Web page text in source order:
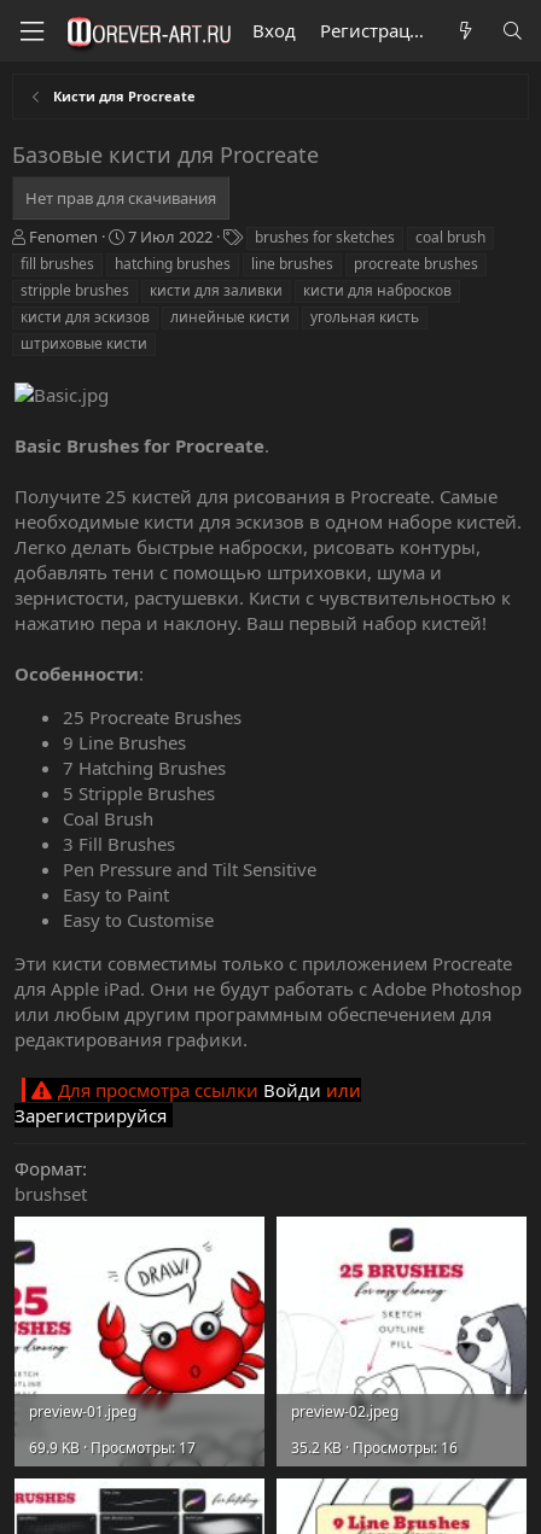
Вход Регистрация
Кисти для Procreate
Базовые кисти для Procreate
Нет прав для скачивания
А
в
о
р
Fenomen
Д
а
а
с
о
и
7 Июл 2022
е
и
brushes for sketches
coal brush
fill brushes
hatching brushes line brushes
procreate brushes
stripple brushes
кисти для заливки
кисти для набросков
кисти для эскизов
линейные кисти
угольная кисть
штриховые кисти
Basic Brushes for Procreate.
Получите 25 кистей для рисования в Procreate. Самые
необходимые кисти для эскизов в одном наборе кистей.
Легко делать быстрые наброски, рисовать контуры,
добавлять тени с помощью штриховки, шума и
зернистости, растушевки. Кисти с чувствительностью к
нажатию пера и наклону. Ваш первый набор кистей!
Особенности:
25 Procreate Brushes
9 Line Brushes
7 Hatching Brushes
5 Stripple Brushes
Coal Brush
3 Fill Brushes
Pen Pressure and Tilt Sensitive
Easy to Paint
Easy to Customise
Эти кисти совместимы только с приложением Procreate
для Apple iPad. Они не будут работать с Adobe Photoshop
или любым другим программным обеспечением для
редактирования графики.
Для просмотра ссылки Войди или
Зарегистрируйся
Формат
brushset
preview-01.jpeg
69.9 KB · Просмотры: 17
preview-02.jpeg
35.2 KB · Просмотры: 16